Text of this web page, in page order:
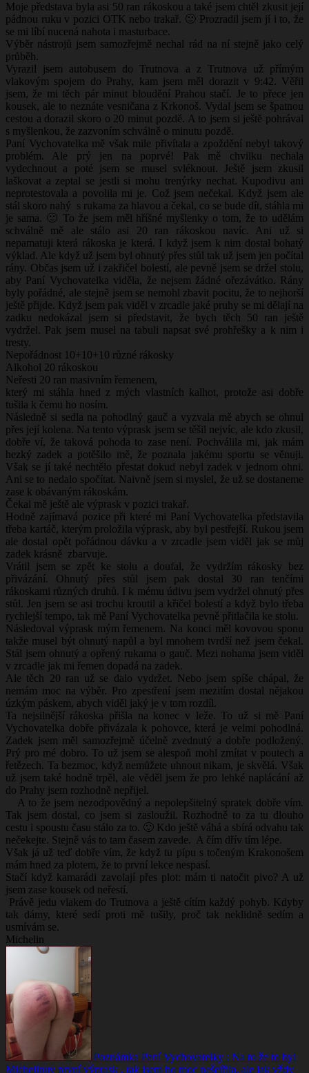
Moje představa byla asi 50 ran rákoskou a také jsem chtěl zkusit její
pádnou ruku v pozici OTK nebo trakař. 🙂 Prozradil jsem jí i to, že
se mi líbí nucená nahota i masturbace.
Výběr nástrojů jsem samozřejmě nechal rád na ní stejně jako celý
průběh.
Vyrazil jsem autobusem do Trutnova a z Trutnova už přímým
vlakovým spojem do Prahy, kam jsem měl dorazit v 9:42. Věřil
jsem, že mi těch pár minut bloudění Prahou stačí. Je to přece jen
kousek, ale to neznáte vesničana z Krkonoš. Vydal jsem se špatnou
cestou a dorazil skoro o 20 minut pozdě. A to jsem si ještě pohrával
s myšlenkou, že zazvoním schválně o minutu pozdě.
Paní Vychovatelka mě však mile přivítala a zpoždění nebyl takový
problém. Ale prý jen na poprvé! Pak mě chvilku nechala
vydechnout a poté jsem se musel svléknout. Ještě jsem zkusil
laškovat a zeptal se jestli si mohu trenýrky nechat. Kupodivu ani
neprotestovala a povolila mi je. Což jsem nečekal. Když jsem ale
stál skoro nahý s rukama za hlavou a čekal, co se bude dít, stáhla mi
je sama. 🙂 To že jsem měl hříšné myšlenky o tom, že to udělám
schválně mě ale stálo asi 20 ran rákoskou navíc. Ani už si
nepamatuji která rákoska je která. I když jsem k nim dostal bohatý
výklad. Ale když už jsem byl ohnutý přes stůl tak už jsem jen počítal
rány. Občas jsem už i zakřičel bolestí, ale pevně jsem se držel stolu,
aby Paní Vychovatelka viděla, že nejsem žádné ořezávátko. Rány
byly pořádné, ale stejně jsem se nemohl zbavit pocitu, že to nejhorší
ještě přijde. Když jsem pak viděl v zrcadle jaké pruhy se mi dělají na
zadku nedokázal jsem si představit, že bych těch 50 ran ještě
vydržel. Pak jsem musel na tabuli napsat své prohřešky a k nim i
tresty.
Nepořádnost 10+10+10 různé rákosky
Alkohol 20 rákoskou
Neřesti 20 ran masivním řemenem,
který mi stáhla hned z mých vlastních kalhot, protože asi dobře
tušila k čemu ho nosím.
Následně si sedla na pohodlný gauč a vyzvala mě abych se ohnul
přes její kolena. Na tento výprask jsem se těšil nejvíc, ale kdo zkusil,
dobře ví, že taková pohoda to zase není. Pochválila mi, jak mám
hezký zadek a potěšilo mě, že poznala jakému sportu se věnuji.
Však se jí také nechtělo přestat dokud nebyl zadek v jednom ohni.
Ani se to nedalo spočítat. Naivně jsem si myslel, že už se dostaneme
zase k obávaným rákoskám.
Čekal mě ještě ale výprask v pozici trakař.
Hodně zajímavá pozice při které mi Paní Vychovatelka představila
třeba kartáč, kterým proložila výprask, aby byl pestřejší. Rukou jsem
ale dostal opět pořádnou dávku a v zrcadle jsem viděl jak se můj
zadek krásně zbarvuje.
Vrátil jsem se zpět ke stolu a doufal, že vydržím rákosky bez
přivázání. Ohnutý přes stůl jsem pak dostal 30 ran tenčími
rákoskami různých druhů. I k mému údivu jsem vydržel ohnutý přes
stůl. Jen jsem se asi trochu kroutil a křičel bolestí a když bylo třeba
rychlejší tempo, tak mě Paní Vychovatelka pevně přitlačila ke stolu.
Následoval výprask mým řemenem. Na konci měl kovovou sponu
takže musel být ohnutý napůl a byl mnohem tvrdší než jsem čekal.
Stál jsem ohnutý a opřený rukama o gauč. Mezi nohama jsem viděl
v zrcadle jak mi řemen dopadá na zadek.
Ale těch 20 ran už se dalo vydržet. Nebo jsem spíše chápal, že
nemám moc na výběr. Pro zpestření jsem mezitím dostal nějakou
úzkým páskem, abych viděl jaký je v tom rozdíl.
Ta nejsilnější rákoska přišla na konec v leže. To už si mě Paní
Vychovatelka dobře přivázala k pohovce, která je velmi pohodlná.
Zadek jsem měl samozřejmě účelně zvednutý a dobře podložený.
Prý pro mé dobro. To už jsem se alespoň mohl zmítat v poutech a
řetězech. Ta bezmoc, když nemůžete uhnout nikam, je skvělá. Však
už jsem také hodně trpěl, ale věděl jsem že pro lehké naplácání až
do Prahy jsem rozhodně nepřijel.
A to že jsem nezodpovědný a nepolepšitelný spratek dobře vím.
Tak jsem dostal, co jsem si zasloužil. Rozhodně to za tu dlouho
cestu i spoustu času stálo za to. 🙂 Kdo ještě váhá a sbírá odvahu tak
nečekejte. Stejně vás to tam časem zavede. A čím dřív tím lépe.
Však já už teď dobře vím, že když tu pípu s točeným Krakonošem
mám hned za plotem, že to první lekce nespasí.
Stačí když kamarádi zavolají přes plot: mám ti natočit pivo? A už
jsem zase kousek od neřestí.
Právě jedu vlakem do Trutnova a ještě cítím každý pohyb. Kdyby
tak dámy, které sedí proti mě tušily, proč tak neklidně sedím a
usmívám se.
Michelin
Poznámka Paní Vychovatelky : Na to že to byl
Michelinuv první výprask , tak jsem ho moc nešetřila, ale jak vždy